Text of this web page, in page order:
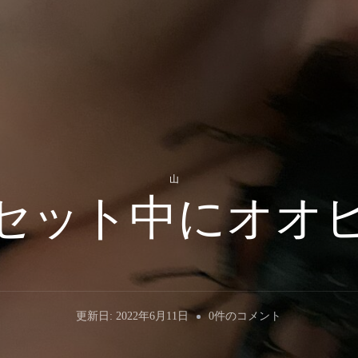
山
ット中にオオ
更新日: 2022年6月11日
箱
0件のコメント